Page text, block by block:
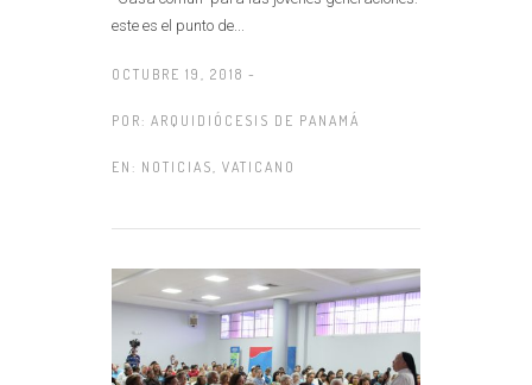
este es el punto de...
OCTUBRE 19, 2018 -
POR: ARQUIDIÓCESIS DE PANAMÁ
EN: NOTICIAS, VATICANO